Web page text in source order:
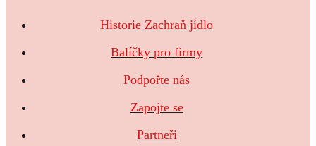
Historie Zachraň jídlo
Balíčky pro firmy
Podpořte nás
Zapojte se
Partneři